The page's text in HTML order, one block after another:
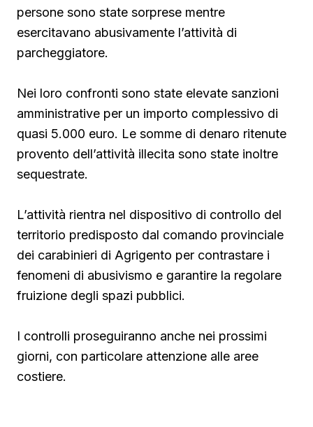
persone sono state sorprese mentre
esercitavano abusivamente l’attività di
parcheggiatore.
Nei loro confronti sono state elevate sanzioni
amministrative per un importo complessivo di
quasi 5.000 euro. Le somme di denaro ritenute
provento dell’attività illecita sono state inoltre
sequestrate.
L’attività rientra nel dispositivo di controllo del
territorio predisposto dal comando provinciale
dei carabinieri di Agrigento per contrastare i
fenomeni di abusivismo e garantire la regolare
fruizione degli spazi pubblici.
I controlli proseguiranno anche nei prossimi
giorni, con particolare attenzione alle aree
costiere.